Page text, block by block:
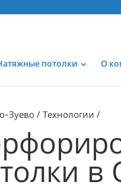
потолки О
Зуево Технологии
в